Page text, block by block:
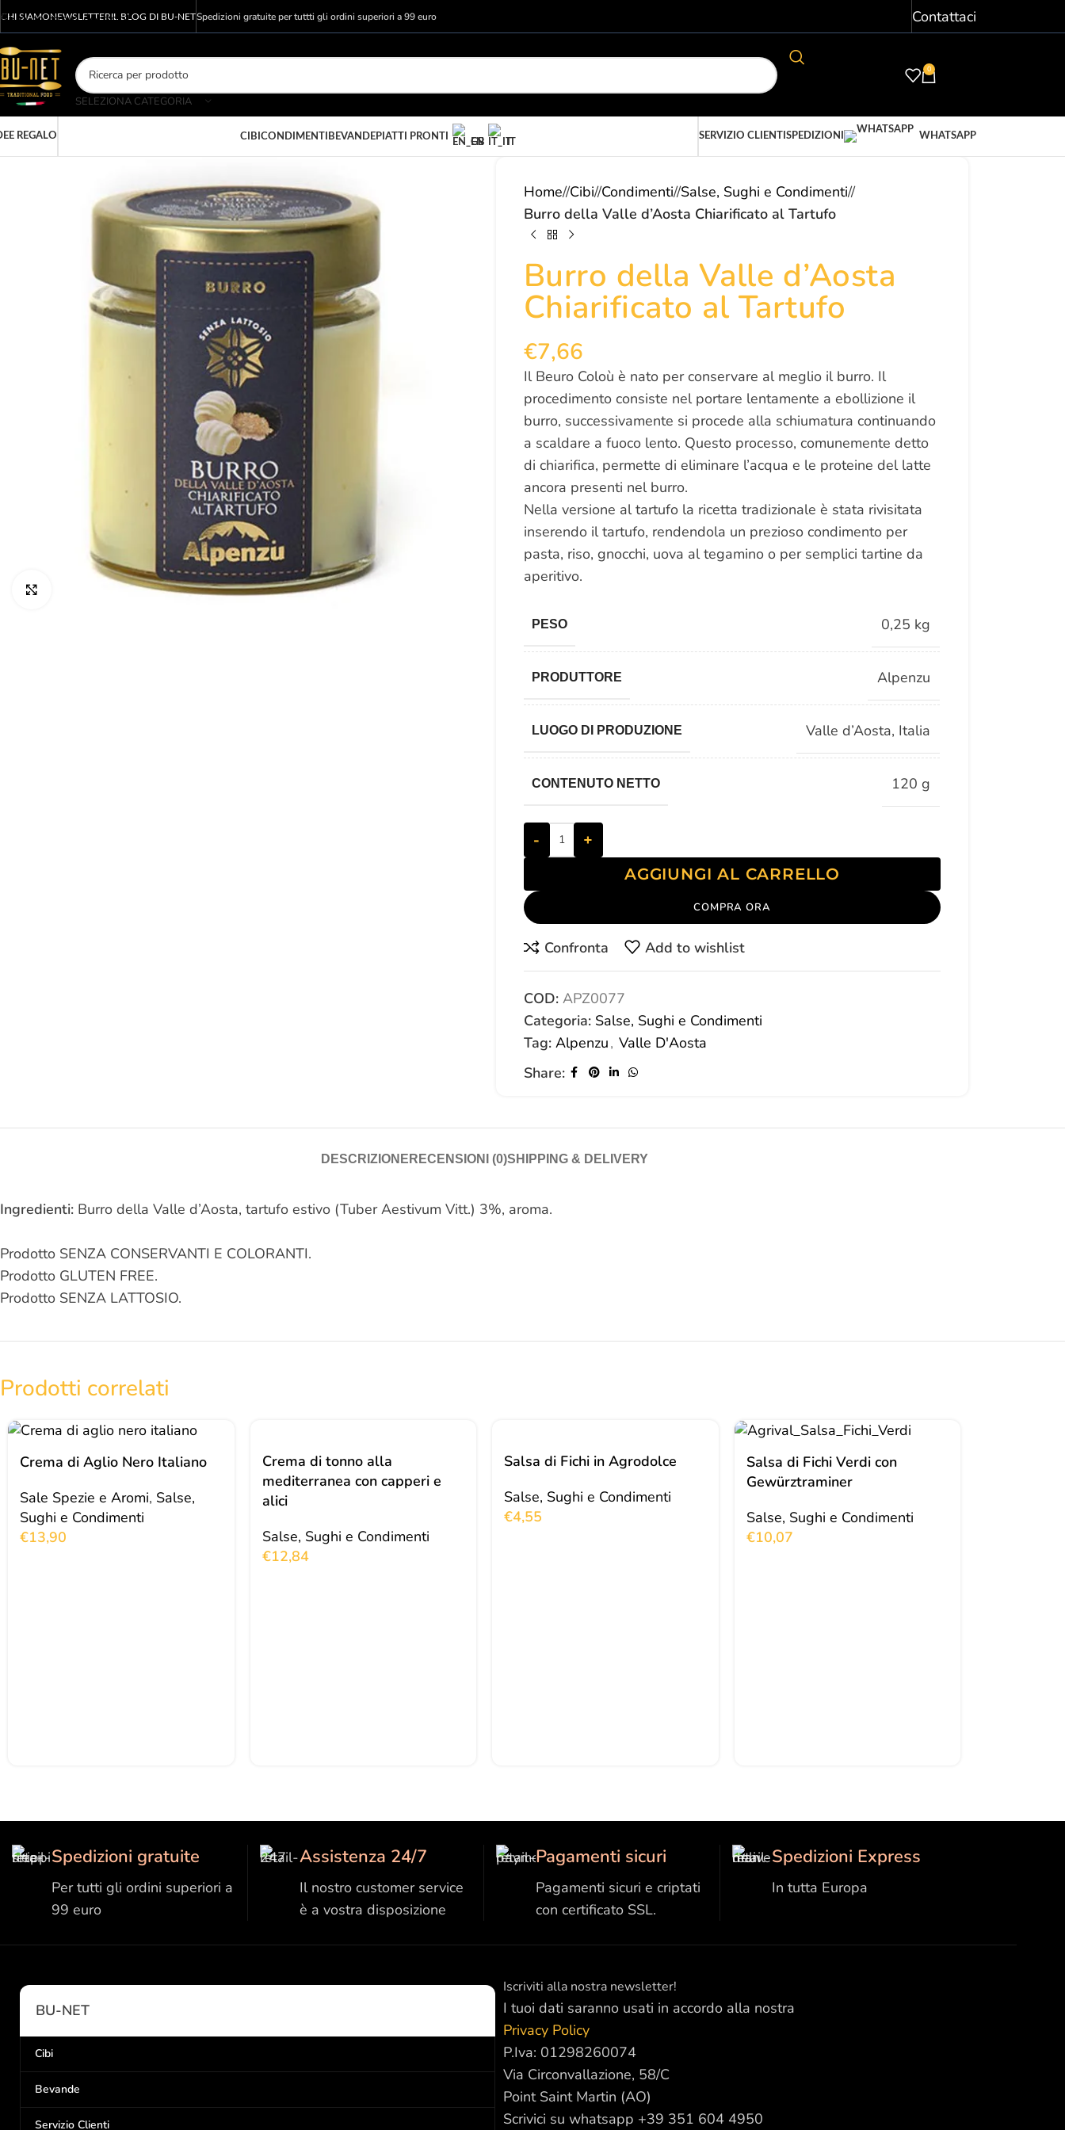
Skip to main content
CHI SIAMONEWSLETTERIL BLOG DI BU-NETSpedizioni gratuite per tuttti gli ordini superiori a 99 euro Contattaci
SELEZIONA CATEGORIA
0
REGALO CIBI CONDIMENTI BEVANDEPIATTI PRONTI
EN IT
SERVIZIO CLIENTI SPEDIZIONI WHATSAPP
Click to enlarge
Home/ Cibi/ Condimenti/ Salse, Sughi e Condimenti/
Burro della Valle d’Aosta Chiarificato al Tartufo
Burro della Valle d’Aosta
Chiarificato al Tartufo
€7,66
Il Beuro Coloù è nato per conservare al meglio il burro. Il
procedimento consiste nel portare lentamente a ebollizione il
burro, successivamente si procede alla schiumatura continuando
a scaldare a fuoco lento. Questo processo, comunemente detto
di chiarifica, permette di eliminare l’acqua e le proteine del latte
ancora presenti nel burro.
Nella versione al tartufo la ricetta tradizionale è stata rivisitata
inserendo il tartufo, rendendola un prezioso condimento per
pasta, riso, gnocchi, uova al tegamino o per semplici tartine da
aperitivo.
PESO 0,25 kg
PRODUTTORE Alpenzu
LUOGO DI PRODUZIONE Valle d’Aosta, Italia
CONTENUTO NETTO 120 g
-
+
AGGIUNGI AL CARRELLO
COMPRA ORA
Confronta Add to wishlist
COD: APZ0077
Categoria: Salse, Sughi e Condimenti
Tag: Alpenzu, Valle D'Aosta
Share:
DESCRIZIONE RECENSIONI (0)SHIPPING & DELIVERY
Ingredienti: Burro della Valle d’Aosta, tartufo estivo (Tuber Aestivum Vitt.) 3%, aroma.
Prodotto SENZA CONSERVANTI E COLORANTI.
Prodotto GLUTEN FREE.
Prodotto SENZA LATTOSIO.
Prodotti correlati
Crema di Aglio Nero Italiano
Sale Spezie e Aromi, Salse,
Sughi e Condimenti
€13,90
Crema di tonno alla
mediterranea con capperi e
alici
Salse, Sughi e Condimenti
€12,84
Salsa di Fichi in Agrodolce
Salse, Sughi e Condimenti
€4,55
Salsa di Fichi Verdi con
Gewürztraminer
Salse, Sughi e Condimenti
€10,07
Spedizioni gratuite
Per tutti gli ordini superiori a
99 euro
Assistenza 24/7
Il nostro customer service
è a vostra disposizione
Pagamenti sicuri
Pagamenti sicuri e criptati
con certificato SSL.
Spedizioni Express
In tutta Europa
BU-NET
Cibi
Bevande
Servizio Clienti
Iscriviti alla nostra newsletter!
I tuoi dati saranno usati in accordo alla nostra
Privacy Policy
P.Iva: 01298260074
Via Circonvallazione, 58/C
Point Saint Martin (AO)
Scrivici su whatsapp +39 351 604 4950